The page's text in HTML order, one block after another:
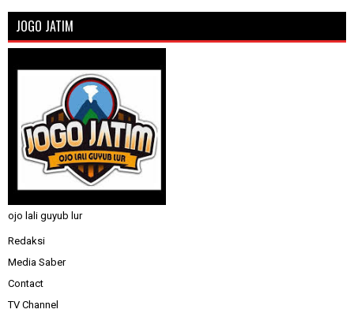
JOGO JATIM
ojo lali guyub lur
Redaksi
Media Saber
Contact
TV Channel